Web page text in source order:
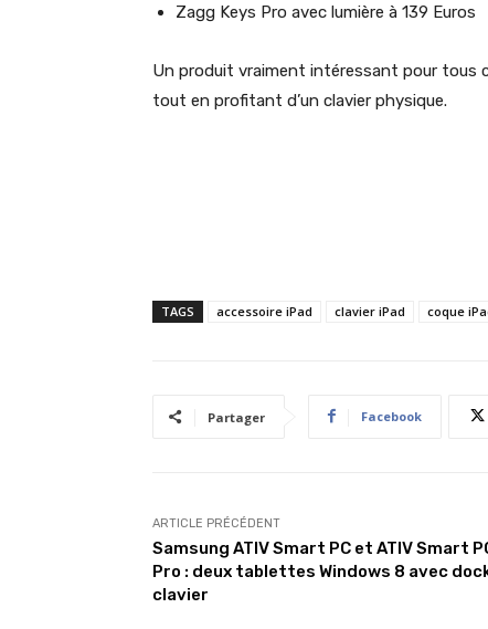
Zagg Keys Pro avec lumière à 139 Euros
Un produit vraiment intéressant pour tous
tout en profitant d’un clavier physique.
TAGS accessoire iPad clavier iPad coque
Partager Facebook
ARTICLE PRÉCÉDENT
Samsung ATIV Smart PC et ATIV Smart
Pro : deux tablettes Windows 8 avec
clavier